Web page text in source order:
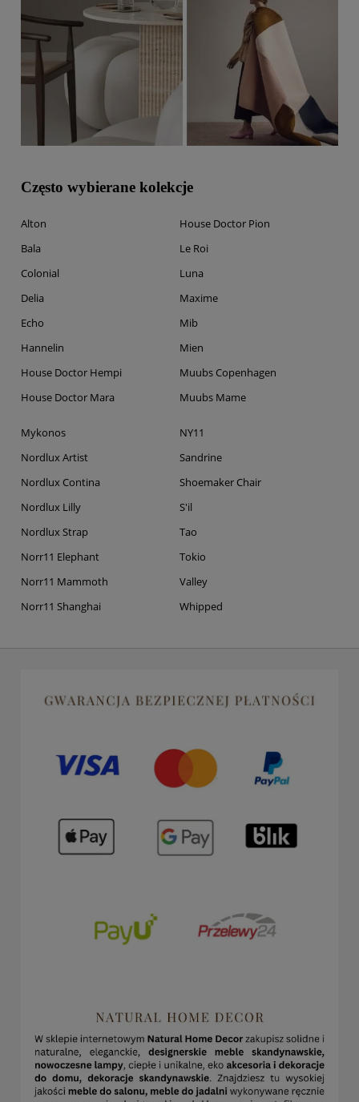
Często wybierane kolekcje
Alton
Bala
Colonial
Delia
Echo
Hannelin
House Doctor Hempi
House Doctor Mara
House Doctor Pion
Le Roi
Luna
Maxime
Mib
Mien
Muubs Copenhagen
Muubs Mame
Mykonos
Nordlux Artist
Nordlux Contina
Nordlux Lilly
Nordlux Strap
Norr11 Elephant
Norr11 Mammoth
Norr11 Shanghai
NY11
Sandrine
Shoemaker Chair
S'il
Tao
Tokio
Valley
Whipped